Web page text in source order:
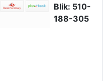
Blik: 510-
188-305